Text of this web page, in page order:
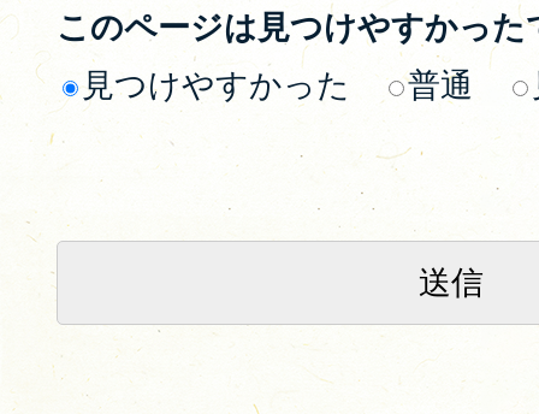
このページは見つけやすかった
見つけやすかった
普通